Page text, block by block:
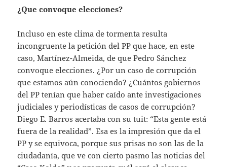
¿Que convoque elecciones?
Incluso en este clima de tormenta resulta
incongruente la petición del PP que hace, en este
caso, Martínez-Almeida, de que Pedro Sánchez
convoque elecciones. ¿Por un caso de corrupción
que estamos aún conociendo? ¿Cuántos gobiernos
del PP tenían que haber caído ante investigaciones
judiciales y periodísticas de casos de corrupción?
Diego E. Barros acertaba con su tuit: “Esta gente está
fuera de la realidad”. Esa es la impresión que da el
PP y se equivoca, porque sus prisas no son las de la
ciudadanía, que ve con cierto pasmo las noticias del